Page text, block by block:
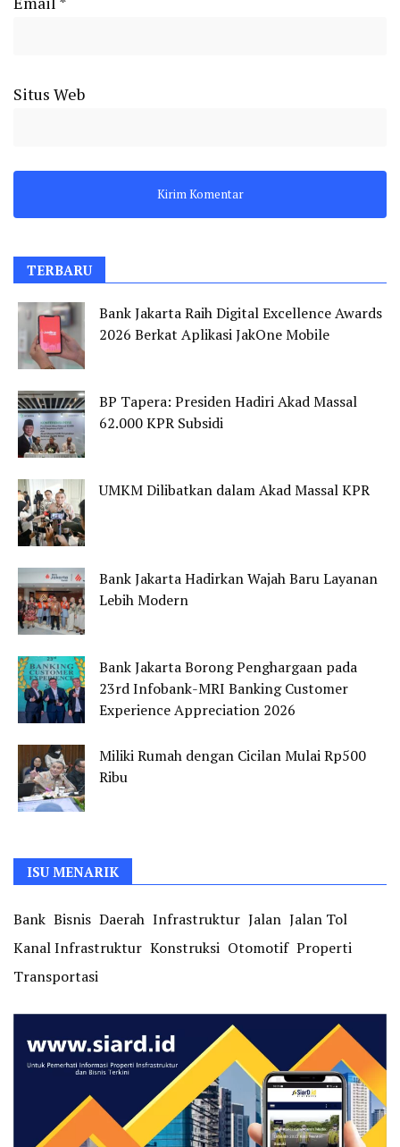
Situs Web
TERBARU
Bank Jakarta Raih Digital Excellence Awards
2026 Berkat Aplikasi JakOne Mobile
BP Tapera: Presiden Hadiri Akad Massal
62.000 KPR Subsidi
UMKM Dilibatkan dalam Akad Massal KPR
Bank Jakarta Hadirkan Wajah Baru Layanan
Lebih Modern
Bank Jakarta Borong Penghargaan pada
23rd Infobank-MRI Banking Customer
Experience Appreciation 2026
Miliki Rumah dengan Cicilan Mulai Rp500
Ribu
ISU MENARIK
Bank Bisnis Daerah Infrastruktur Jalan Jalan Tol
Kanal Infrastruktur Konstruksi Otomotif Properti
Transportasi